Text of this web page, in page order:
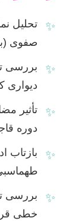
✨
تحلیل
صفوی
✨
بررسی
دیواری
✨
تأثیر
دوره
✨
بازتاب
✨
بررسی
خطی